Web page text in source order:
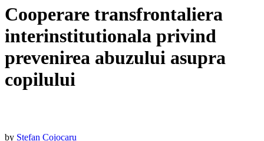
Cooperare transfrontaliera
interinstitutionala privind
prevenirea abuzului asupra
copilului
by Stefan Cojocaru